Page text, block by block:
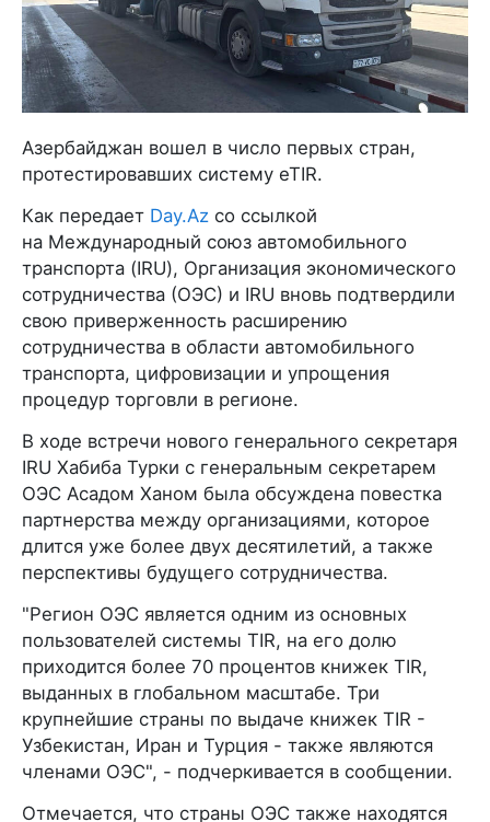
Азербайджан вошел в число первых стран,
протестировавших систему eTIR.
Как передает Day.Az со ссылкой
на Международный союз автомобильного
транспорта (IRU), Организация экономического
сотрудничества (ОЭС) и IRU вновь подтвердили
свою приверженность расширению
сотрудничества в области автомобильного
транспорта, цифровизации и упрощения
процедур торговли в регионе.
В ходе встречи нового генерального секретаря
IRU Хабиба Турки с генеральным секретарем
ОЭС Асадом Ханом была обсуждена повестка
партнерства между организациями, которое
длится уже более двух десятилетий, а также
перспективы будущего сотрудничества.
"Регион ОЭС является одним из основных
пользователей системы TIR, на его долю
приходится более 70 процентов книжек TIR,
выданных в глобальном масштабе. Три
крупнейшие страны по выдаче книжек TIR -
Узбекистан, Иран и Турция - также являются
членами ОЭС", - подчеркивается в сообщении.
Отмечается, что страны ОЭС также находятся